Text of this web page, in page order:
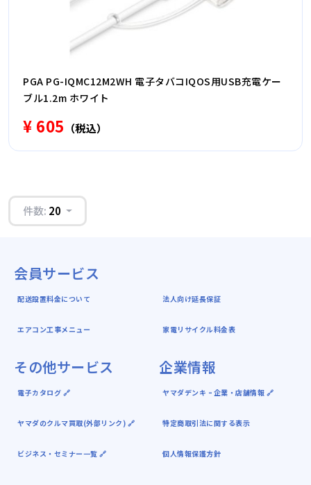
PGA PG-IQMC12M2WH 電子タバコIQOS用USB充電ケー
ブル1.2m ホワイト
¥ 605 （税込）
件数: 20
会員サービス
配送設置料金について
エアコン工事メニュー
法人向け延長保証
家電リサイクル料金表
その他サービス
電子カタログ 🔗
ヤマダのクルマ買取(外部リンク) 🔗
ビジネス・セミナー一覧 🔗
企業情報
ヤマダデンキ ｰ 企業・店舗情報 🔗
特定商取引法に関する表示
個人情報保護方針